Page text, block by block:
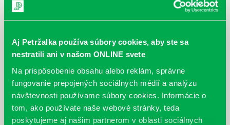
Aj Petržalka používa súbory cookies, aby ste sa
nestratili ani v našom ONLINE svete
Na prispôsobenie obsahu alebo reklám, správne
fungovanie prepojených sociálnych médií a analýzu
návštevnosti používame súbory cookies. Informácie o
tom, ako používate naše webové stránky, teda
poskytujeme aj našim partnerom v oblasti sociálnych